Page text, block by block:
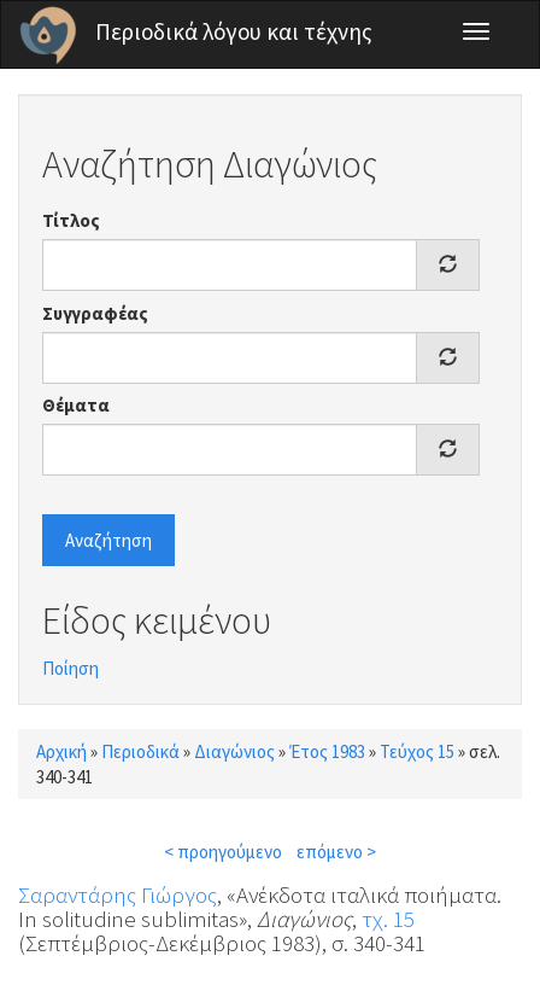
Παράκαμψη προς το κυρίως περιεχόμενο
Περιοδικά λόγου και τέχνης
Toggle
Αναζήτηση Διαγώνιος
Τίτλος
Συγγραφέας
Θέματα
Αναζήτηση
Είδος κειμένου
Ποίηση
Είστε εδώ
Αρχική » Περιοδικά » Διαγώνιος »Έτος 1983 » Τεύχος 15 »σελ.
340-341
< προηγούμενο επόμενο >
Σαραντάρης Γιώργος, «Ανέκδοτα ιταλικά ποιήματα.
In solitudine sublimitas», Διαγώνιος, τχ. 15
(Σεπτέμβριος-Δεκέμβριος 1983), σ. 340-341